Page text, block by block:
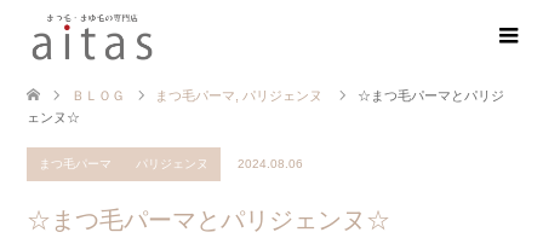
ＢＬＯＧ まつ毛パーマ パリジェンヌ
☆まつ毛パーマとパリジ
ェンヌ☆
まつ毛パーマ パリジェンヌ 2024.08.06
☆まつ毛パーマとパリジェンヌ☆